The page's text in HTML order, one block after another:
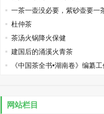
一茶一壶没必要，紫砂壶要一
杜仲茶
茶汤火锅降火保健
建国后的涌溪火青茶
《中国茶全书•湖南卷》编纂
网站栏目